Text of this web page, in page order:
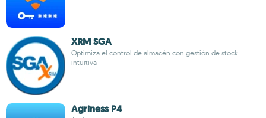
XRM SGA
Optimiza el control de almacén con gestión de stock
intuitiva
Agriness P4